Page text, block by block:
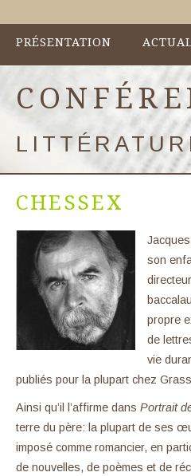
PRÉSENTATION
CHESSEX
son
propre
de
vie
publiés pour la plupart chez
Ainsi qu’il l’affirme dans Portrait
terre du père: la plupart de ses
imposé comme romancier, en
de nouvelles, de poèmes et de